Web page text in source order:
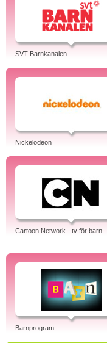
SVT Barnkanalen
Nickelodeon
Cartoon Network - tv för barn
Barnprogram